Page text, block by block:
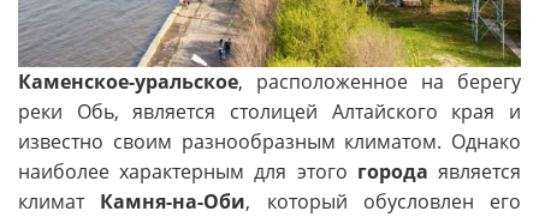
Каменское-уральское, расположенное на берегу
реки Обь, является столицей Алтайского края и
известно своим разнообразным климатом. Однако
наиболее характерным для этого города является
климат Камня-на-Оби, который обусловлен его